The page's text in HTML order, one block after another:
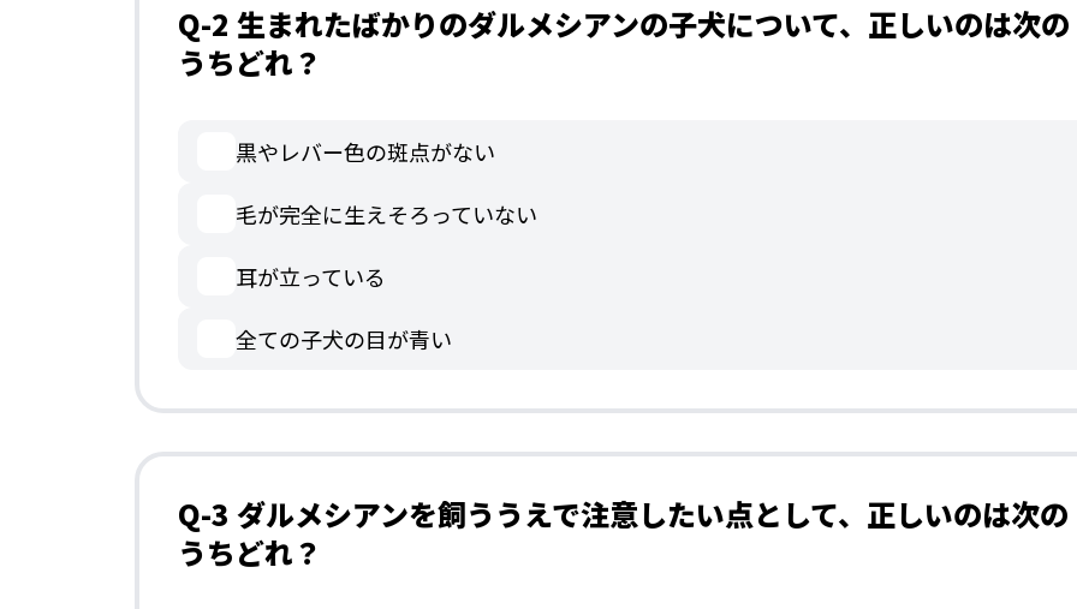
Q-2 生まれたばかりのダルメシアンの子犬について、正しいのは次の
うちどれ？
黒やレバー色の斑点がない
毛が完全に生えそろっていない
耳が立っている
全ての子犬の目が青い
Q-3 ダルメシアンを飼ううえで注意したい点として、正しいのは次の
うちどれ？